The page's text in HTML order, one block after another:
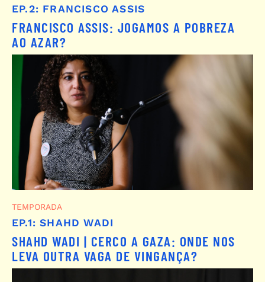
EP.2: FRANCISCO ASSIS
FRANCISCO ASSIS: JOGAMOS A POBREZA
AO AZAR?
TEMPORADA
EP.1: SHAHD WADI
SHAHD WADI | CERCO A GAZA: ONDE NOS
LEVA OUTRA VAGA DE VINGANÇA?